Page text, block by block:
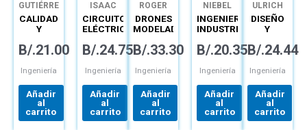
GUTIÉRREZ
CALIDAD
Y
B/.21.00
Ingeniería
Añadir
al
carrito
ISAAC
GUZMÁN
DOMÍNGUEZ
CIRCUITOS
ELÉCTRICOS
PRÁCTICAS
LABORATORIO
B/.24.75
Ingeniería
Añadir
al
carrito
ROGER
MIRANDA
COLORADO
DRONES
MODELADO
CONTROL
CUADROTORES
B/.33.30
Ingeniería
Añadir
al
carrito
NIEBEL
INGENIERÍA
INDUSTRIAL
NIEBEL
ESTANDARES
DISEÑO
DEL
TRABAJO
B/.20.35
Ingeniería
Añadir
al
carrito
ULRICH
DISEÑO
Y
DE
B/.24.44
Ingeniería
Añadir
al
carrito